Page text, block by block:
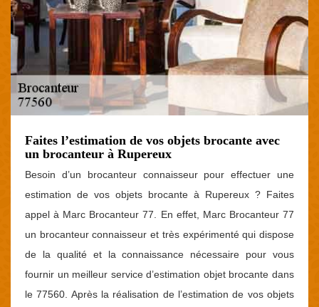
Faites l’estimation de vos objets brocante avec
un brocanteur à Rupereux
Besoin d’un brocanteur connaisseur pour effectuer une
estimation de vos objets brocante à Rupereux ? Faites
appel à Marc Brocanteur 77. En effet, Marc Brocanteur 77
un brocanteur connaisseur et très expérimenté qui dispose
de la qualité et la connaissance nécessaire pour vous
fournir un meilleur service d’estimation objet brocante dans
le 77560. Après la réalisation de l’estimation de vos objets